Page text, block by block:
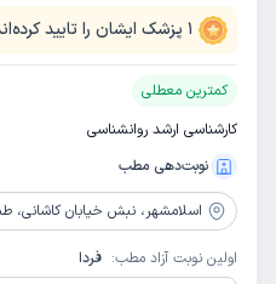
1 پزشک ایشان را تایید
کمترین معطلی
کارشناسی ارشد روانشناسی
نوبت‌دهی مطب
اسلامشهر، نبش خیابان کاشانی، طبقه فوقانی
اولین نوبت آزاد مطب: فردا